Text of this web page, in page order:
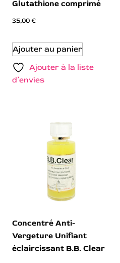
Glutathione comprimé
35,00€
Ajouter au panier
Ajouter à la liste
d’envies
Concentré Anti-
Vergeture Unifiant
éclaircissant B.B. Clear